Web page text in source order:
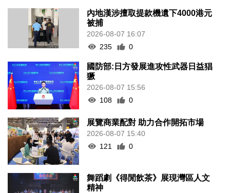
內地漢涉擅取提款機遺下4000港元
被捕
2026-08-07 16:07
235
0
國防部:日方發展進攻性武器日益猖
獗
2026-08-07 15:56
108
0
展覽商業配對 助力合作開拓市場
2026-08-07 15:40
121
0
舞蹈劇《得閒飲茶》展現灣區人文
精神